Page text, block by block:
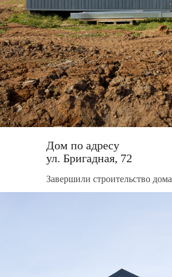
Завершили строительство дома
Дом по адресу
ул. Бригадная, 72